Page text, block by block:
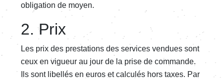
obligation de moyen.
2. Prix
Les prix des prestations des services vendues sont
ceux en vigueur au jour de la prise de commande.
Ils sont libellés en euros et calculés hors taxes. Par